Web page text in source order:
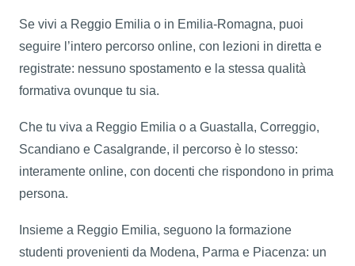
Se vivi a Reggio Emilia o in Emilia-Romagna, puoi
seguire l’intero percorso online, con lezioni in diretta e
registrate: nessuno spostamento e la stessa qualità
formativa ovunque tu sia.
Che tu viva a Reggio Emilia o a Guastalla, Correggio,
Scandiano e Casalgrande, il percorso è lo stesso:
interamente online, con docenti che rispondono in prima
persona.
Insieme a Reggio Emilia, seguono la formazione
studenti provenienti da Modena, Parma e Piacenza: un